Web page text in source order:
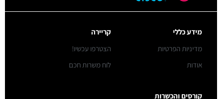
מידע כללי
מדיניות הפרטיות
אודות
קריירה
הצטרפו עכשיו!
לוח משרות חכם
קורסים והכשרות